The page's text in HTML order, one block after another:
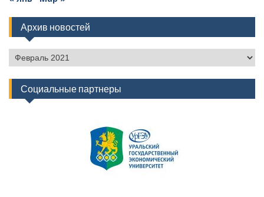
Архив новостей
Архив
новостей
Социальные партнеры